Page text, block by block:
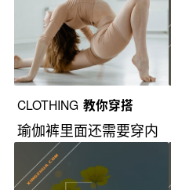
CLOTHING 教你穿搭
瑜伽裤里面还需要穿内
裤吗？